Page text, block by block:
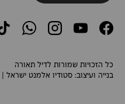
Facebook
YouTube
Instagram
כל הזכויות שמורות לדיל תאורה
בנייה ועיצוב: סטודיו אלמנט ישראל